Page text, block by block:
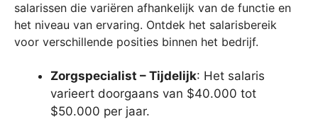
salarissen die variëren afhankelijk van de functie en
het niveau van ervaring. Ontdek het salarisbereik
voor verschillende posities binnen het bedrijf.
Zorgspecialist – Tijdelijk: Het salaris
varieert doorgaans van $40.000 tot
$50.000 per jaar.